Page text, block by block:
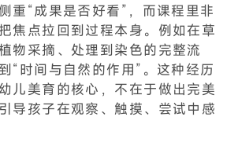
重“成果是否好看”，而课程里非
焦点拉回到过程本身。例如在草
物采摘、处理到染色的完整流
“时间与自然的作用”。这种经历
儿美育的核心，不在于做出完美
导孩子在观察、触摸、尝试中感